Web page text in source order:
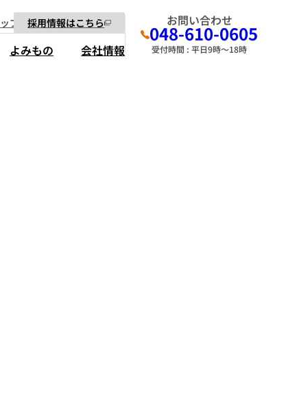
プ 採用情報はこちら
よみもの 会社情報
お問い合わせ
048-610-0605
受付時間 : 平日9時～18時